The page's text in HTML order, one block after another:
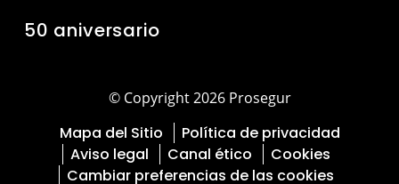
50 aniversario
© Copyright 2026 Prosegur
Mapa del Sitio
Política de privacidad
Aviso legal
Canal ético
Cookies
Cambiar preferencias de las cookies